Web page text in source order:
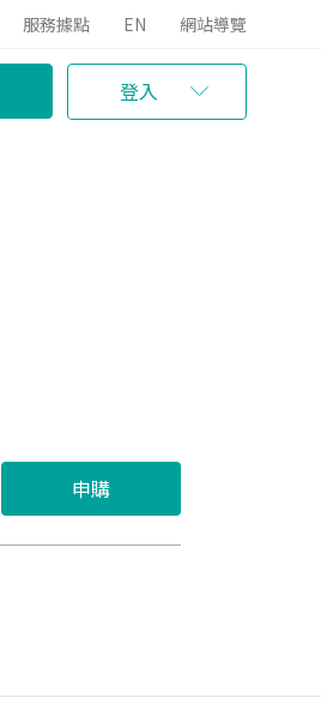
服務據點 EN 網站導覽
登入
申購